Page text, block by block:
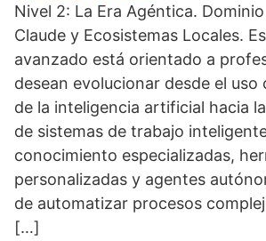
Nivel 2: La Era Agéntica.
Claude y Ecosistemas Locales.
avanzado está orientado a
desean evolucionar desde el uso
de la inteligencia artificial hacia
de sistemas de trabajo
conocimiento especializadas,
personalizadas y agentes
de automatizar procesos
[…]